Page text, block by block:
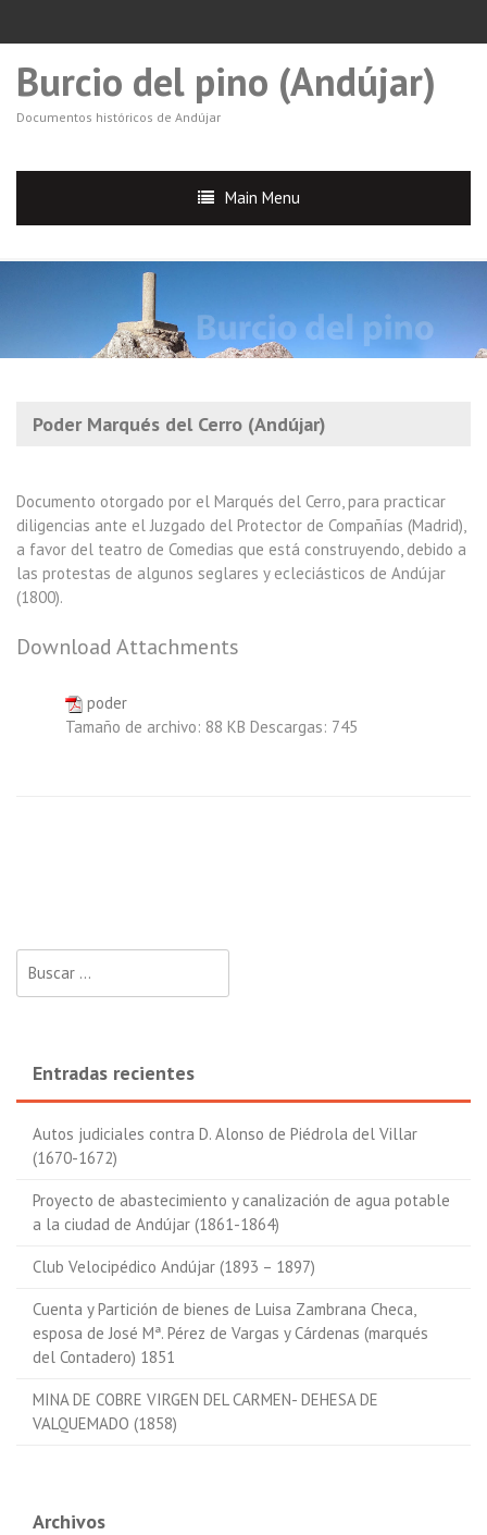
Burcio del pino (Andújar)
Documentos históricos de Andújar
Main Menu
Poder Marqués del Cerro (Andújar)
Documento otorgado por el Marqués del Cerro, para practicar
diligencias ante el Juzgado del Protector de Compañías (Madrid),
a favor del teatro de Comedias que está construyendo, debido a
las protestas de algunos seglares y ecleciásticos de Andújar
(1800).
Download Attachments
poder
Tamaño de archivo: 88 KB Descargas: 745
Entradas recientes
Autos judiciales contra D. Alonso de Piédrola del Villar
(1670-1672)
Proyecto de abastecimiento y canalización de agua potable
a la ciudad de Andújar (1861-1864)
Club Velocipédico Andújar (1893 – 1897)
Cuenta y Partición de bienes de Luisa Zambrana Checa,
esposa de José Mª. Pérez de Vargas y Cárdenas (marqués
del Contadero) 1851
MINA DE COBRE VIRGEN DEL CARMEN- DEHESA DE
VALQUEMADO (1858)
Archivos